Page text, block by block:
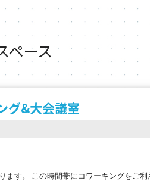
ペース
グ&大会議室
す。 この時間帯にコワーキングを